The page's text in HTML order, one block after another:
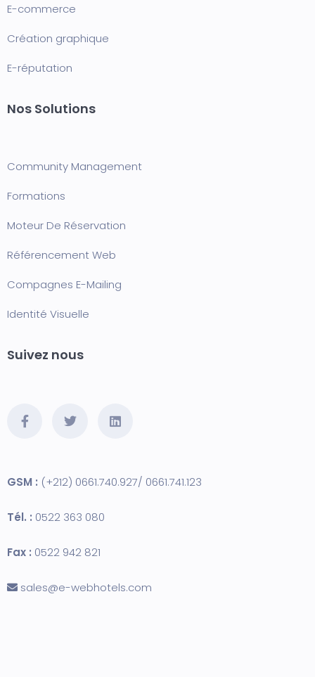
E-commerce
Création graphique
E-réputation
Nos Solutions
Community Management
Formations
Moteur De Réservation
Référencement Web
Compagnes E-Mailing
Identité Visuelle
Suivez nous
GSM : (+212) 0661.740.927/ 0661.741.123
Tél. : 0522 363 080
Fax : 0522 942 821
sales@e-webhotels.com